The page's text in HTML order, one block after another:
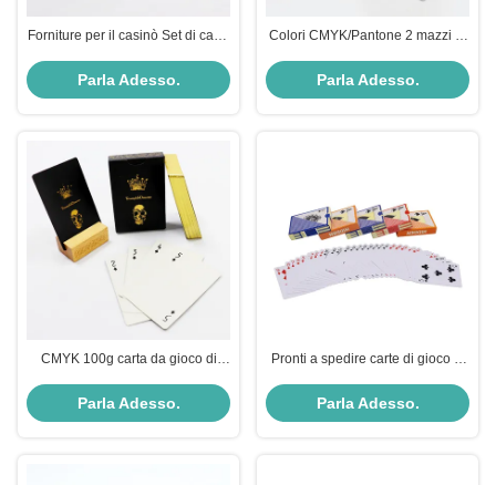
Forniture per il casinò Set di carte
misura per il gioco di
intrattenimento
Parla Adesso.
Colori CMYK/Pantone 2 mazzi di
scatola magnetica
Parla Adesso.
CMYK 100g carta da gioco di
bordo dorato e scatola di carta
Parla Adesso.
Pronti a spedire carte di gioco in
300/350/400 grammi di carta
Parla Adesso.